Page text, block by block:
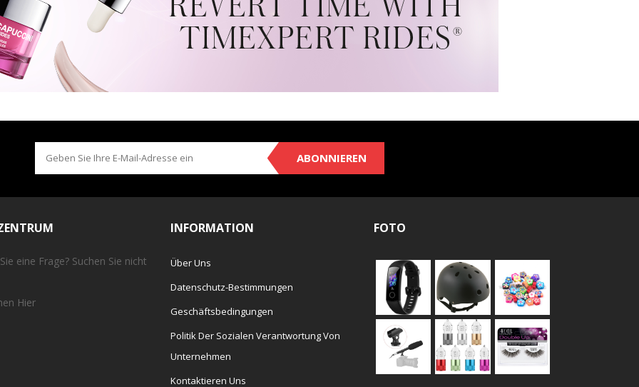
ABONNIEREN
eine Frage? Suchen Sie nicht
Hier
INFORMATION
Über Uns
Datenschutz-Bestimmungen
Geschäftsbedingungen
Politik Der Sozialen Verantwortung Von
Unternehmen
Kontaktieren Uns
FOTO